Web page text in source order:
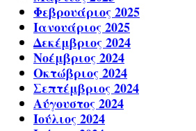
Φεβρουάριος 2025
Ιανουάριος 2025
Δεκέμβριος 2024
Νοέμβριος 2024
Οκτώβριος 2024
Σεπτέμβριος 2024
Αύγουστος 2024
Ιούλιος 2024